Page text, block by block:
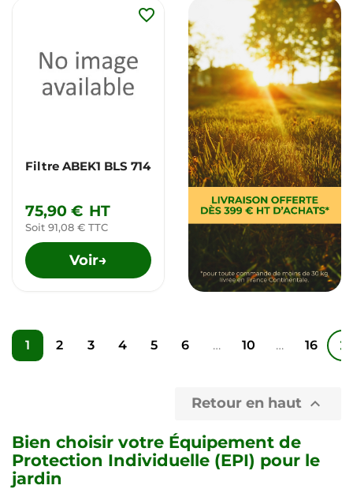
Filtre ABEK1 BLS 714
75,90 € HT
Soit 91,08 € TTC
Voir→
favorite_border
1 2 3 4 5 6 … 10 … 16
Retour en haut 
Bien choisir votre Équipement de
Protection Individuelle (EPI) pour le
jardin